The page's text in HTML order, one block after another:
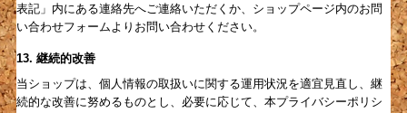
表記」内にある連絡先へご連絡いただくか、ショップページ内のお問
い合わせフォームよりお問い合わせください。
13. 継続的改善
当ショップは、個人情報の取扱いに関する運用状況を適宜見直し、継
続的な改善に努めるものとし、必要に応じて、本プライバシーポリシ